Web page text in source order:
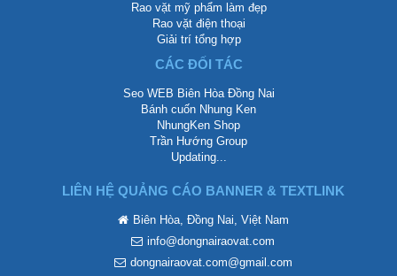
Rao vặt mỹ phẩm làm đẹp
Rao vặt điện thoại
Giải trí tổng hợp
CÁC ĐỐI TÁC
Seo WEB Biên Hòa Đồng Nai
Bánh cuốn Nhung Ken
NhungKen Shop
Trần Hướng Group
Updating...
LIÊN HỆ QUẢNG CÁO BANNER & TEXTLINK
Biên Hòa, Đồng Nai, Việt Nam
info@dongnairaovat.com
dongnairaovat.com@gmail.com